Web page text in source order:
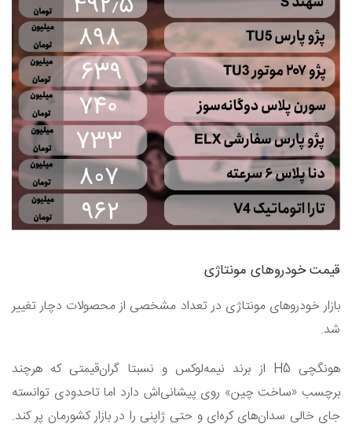
قیمت خودرو‌های مونتاژی
بازار خودرو‌های مونتاژی در تعداد مشخصی از محصولات دچار تغییر
شد.
هونگچی H5 از برند نیمه‌لوکس و نسبتا گران‌قیمتی که هرچند
برچسب «ساخت چین» روی پیشانی‌اش دارد اما تاحدودی توانسته
جای خالی سدان‌های کره‌ای و حتی ژاپنی‌ را در بازار کشورمان پر کند.